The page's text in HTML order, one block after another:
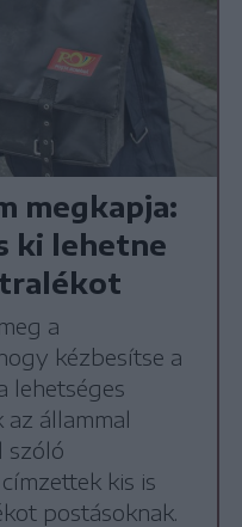
megkapja:
ki lehetne
a
kézbesítse a
lehetséges
állammal
szóló
kis is
postásoknak.